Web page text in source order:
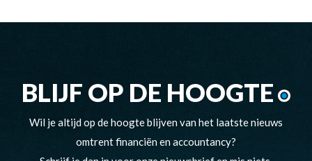
BLIJF OP DE HOOGTE
Wil je altijd op de hoogte blijven van het laatste nieuws
omtrent financiën en accountancy?